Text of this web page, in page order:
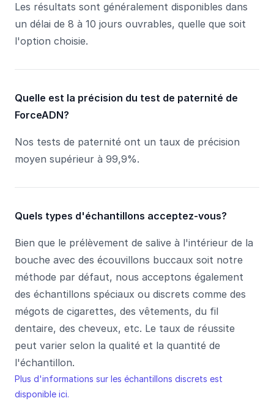
Les résultats sont généralement disponibles dans
un délai de 8 à 10 jours ouvrables, quelle que soit
l'option choisie.
Quelle est la précision du test de paternité de
ForceADN?
Nos tests de paternité ont un taux de précision
moyen supérieur à 99,9%.
Quels types d'échantillons acceptez-vous?
Bien que le prélèvement de salive à l'intérieur de la
bouche avec des écouvillons buccaux soit notre
méthode par défaut, nous acceptons également
des échantillons spéciaux ou discrets comme des
mégots de cigarettes, des vêtements, du fil
dentaire, des cheveux, etc. Le taux de réussite
peut varier selon la qualité et la quantité de
l'échantillon.
Plus d'informations sur les échantillons discrets est
disponible ici.